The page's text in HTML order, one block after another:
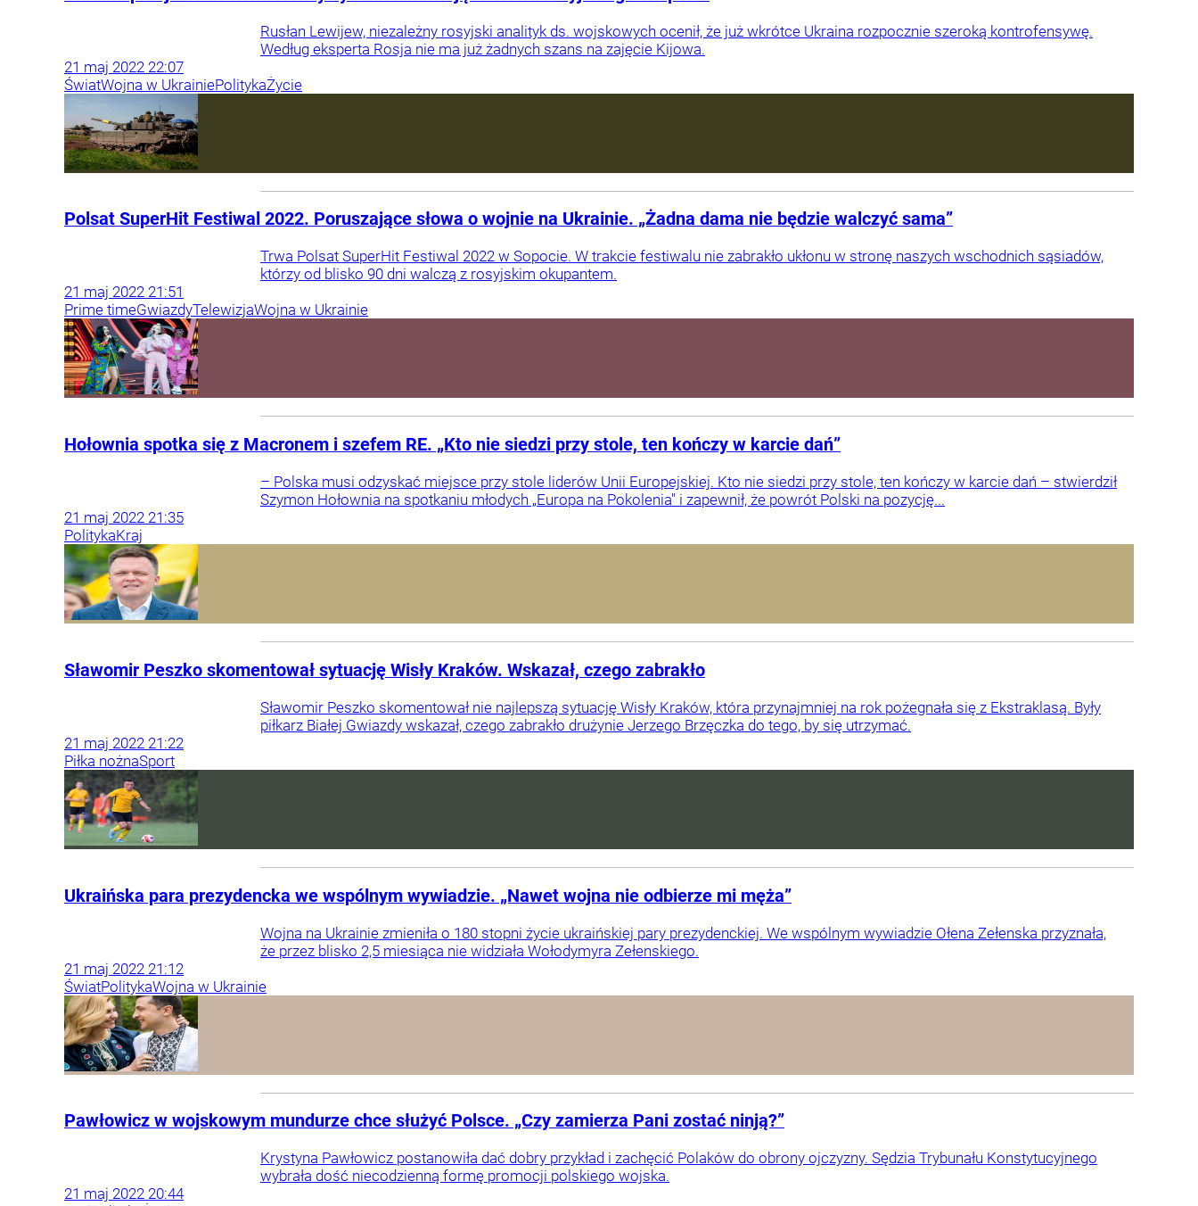
Rusłan Lewijew, niezależny rosyjski analityk ds. wojskowych ocenił, że już wkrótce Ukraina rozpocznie szeroką kontrofensywę.
Według eksperta Rosja nie ma już żadnych szans na zajęcie Kijowa.
21 maj 2022 22:07
ŚwiatWojna w UkrainiePolitykaŻycie
Polsat SuperHit Festiwal 2022. Poruszające słowa o wojnie na Ukrainie. „Żadna dama nie będzie walczyć sama”
Trwa Polsat SuperHit Festiwal 2022 w Sopocie. W trakcie festiwalu nie zabrakło ukłonu w stronę naszych wschodnich sąsiadów,
którzy od blisko 90 dni walczą z rosyjskim okupantem.
21 maj 2022 21:51
Prime timeGwiazdyTelewizjaWojna w Ukrainie
Hołownia spotka się z Macronem i szefem RE. „Kto nie siedzi przy stole, ten kończy w karcie dań”
– Polska musi odzyskać miejsce przy stole liderów Unii Europejskiej. Kto nie siedzi przy stole, ten kończy w karcie dań – stwierdził
Szymon Hołownia na spotkaniu młodych „Europa na Pokolenia" i zapewnił, że powrót Polski na pozycję...
21 maj 2022 21:35
PolitykaKraj
Sławomir Peszko skomentował sytuację Wisły Kraków. Wskazał, czego zabrakło
Sławomir Peszko skomentował nie najlepszą sytuację Wisły Kraków, która przynajmniej na rok pożegnała się z Ekstraklasą. Były
piłkarz Białej Gwiazdy wskazał, czego zabrakło drużynie Jerzego Brzęczka do tego, by się utrzymać.
21 maj 2022 21:22
Piłka nożnaSport
Ukraińska para prezydencka we wspólnym wywiadzie. „Nawet wojna nie odbierze mi męża”
Wojna na Ukrainie zmieniła o 180 stopni życie ukraińskiej pary prezydenckiej. We wspólnym wywiadzie Ołena Zełenska przyznała,
że przez blisko 2,5 miesiąca nie widziała Wołodymyra Zełenskiego.
21 maj 2022 21:12
ŚwiatPolitykaWojna w Ukrainie
Pawłowicz w wojskowym mundurze chce służyć Polsce. „Czy zamierza Pani zostać ninją?”
Krystyna Pawłowicz postanowiła dać dobry przykład i zachęcić Polaków do obrony ojczyzny. Sędzia Trybunału Konstytucyjnego
wybrała dość niecodzienną formę promocji polskiego wojska.
21 maj 2022 20:44